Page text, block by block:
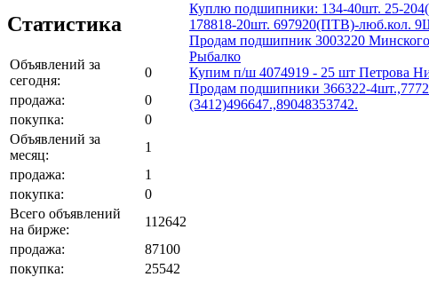
Статистика
Объявлений за
сегодня:
0
продажа:
0
покупка:
0
Объявлений за
месяц:
1
продажа:
1
покупка:
0
Всего объявлений
на бирже:
112642
продажа:
87100
покупка:
25542
Куплю подшипники: 134-40шт. 25-
178818-20шт. 697920(ПТВ)-люб.кол.
Продам подшипник 3003220
Рыбалко
Купим п/ш 4074919 - 25 шт Петрова
Продам подшипники 366322-
(3412)496647.,89048353742.